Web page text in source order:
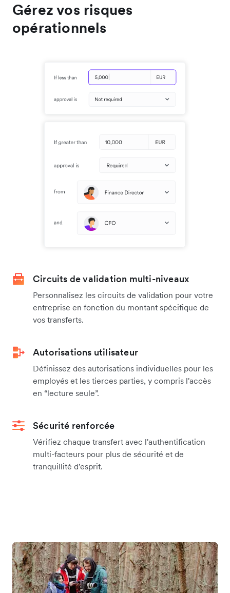
Gérez vos risques
opérationnels
Circuits de validation multi-niveaux
Personnalisez les circuits de validation pour votre
entreprise en fonction du montant spécifique de
vos transferts.
Autorisations utilisateur
Définissez des autorisations individuelles pour les
employés et les tierces parties, y compris l'accès
en “lecture seule”.
Sécurité renforcée
Vérifiez chaque transfert avec l'authentification
multi-facteurs pour plus de sécurité et de
tranquillité d'esprit.